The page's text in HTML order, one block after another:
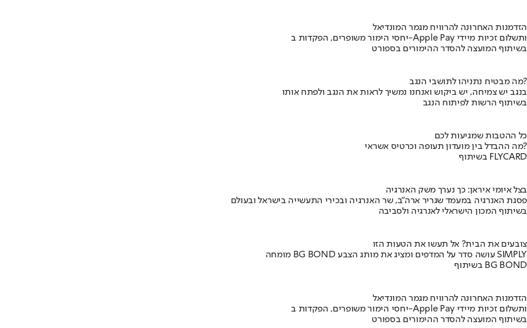
הזדמנות האחרונה להרוויח מגמר המונדיאל
יחסי הימור משופרים, הפקדות ב-Apple Pay ותשלום זכיות מיידי
בשיתוף המועצה להסדר ההימורים בספורט
מה מבטיח נתניהו לתושבי הנגב?
בנגב יש צמיחה, יש ביקוש ואנחנו נמשיך לראות את הנגב ולפתח אותו
בשיתוף הרשות לפיתוח הנגב
כל ההטבות שמגיעות לכם
מה ההבדל בין מועדון תעופה וכרטיס אשראי?
בשיתוף FLYCARD
בצל איומי איראן: כך נערך משק האנרגיה
פסגת האנרגיה במעמד שגריר ארה"ב, שר האנרגיה ובכירי התעשייה בישראל ובעולם
בשיתוף המכון הישראלי לאנרגיה ולסביבה
צובעים את הבית? אל תעשו את הטעות הזו
מומחה BG BOND עושה סדר על המדפים ומציג את מותג הצבע SIMPLY
בשיתוף BG BOND
הזדמנות האחרונה להרוויח מגמר המונדיאל
יחסי הימור משופרים, הפקדות ב-Apple Pay ותשלום זכיות מיידי
בשיתוף המועצה להסדר ההימורים בספורט